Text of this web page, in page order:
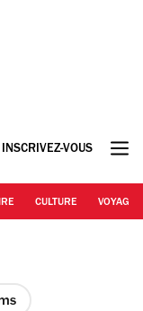
INSCRIVEZ-VOUS
CULTURE VOYAGE